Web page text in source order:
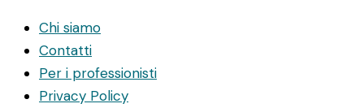
Chi siamo
Contatti
Per i professionisti
Privacy Policy